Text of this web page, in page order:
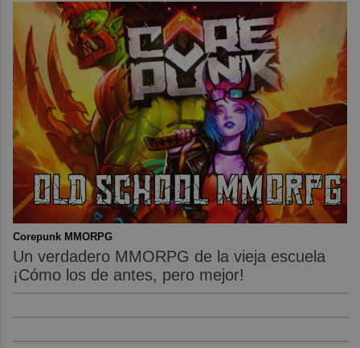
Corepunk MMORPG
Un verdadero MMORPG de la vieja escuela
¡Cómo los de antes, pero mejor!